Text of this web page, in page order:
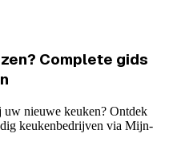
Complete gids
uw nieuwe keuken? Ontdek
keukenbedrijven via Mijn-